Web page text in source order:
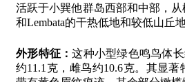
活跃于小巽他群岛西部和中部，
和Lembata的干热低地和较低山丘地
外形特征：这种小型绿色鸣鸟体
约11.1克，雌鸟约10.6克。其显著